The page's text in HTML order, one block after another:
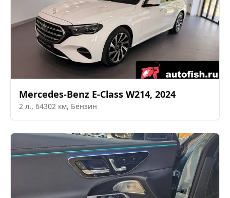
Mercedes-Benz E-Class W214, 2024
2 л., 64302 км, Бензин